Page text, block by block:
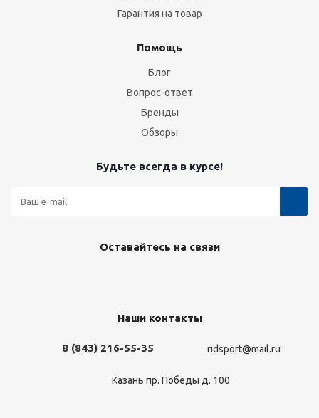
Гарантия на товар
Помощь
Блог
Вопрос-ответ
Бренды
Обзоры
Будьте всегда в курсе!
Оставайтесь на связи
Наши контакты
8 (843) 216-55-35 ridsport@mail.ru
Казань пр. Победы д. 100